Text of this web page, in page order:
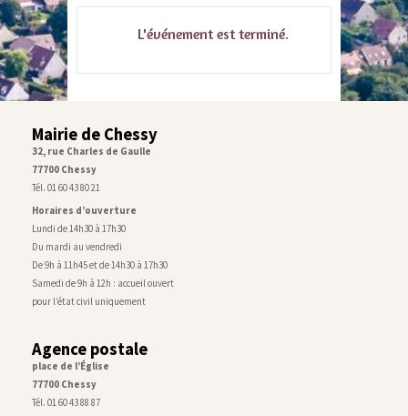
L'événement est terminé.
Mairie de Chessy
32, rue Charles de Gaulle
77700 Chessy
Tél. 01 60 43 80 21
Horaires d’ouverture
Lundi de 14h30 à 17h30
Du mardi au vendredi
De 9h à 11h45 et de 14h30 à 17h30
Samedi de 9h à 12h : accueil ouvert
pour l’état civil uniquement
Agence postale
place de l’Église
77700 Chessy
Tél. 01 60 43 88 87